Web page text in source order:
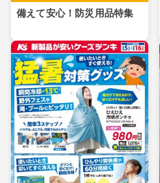
備えて安心！防災用品特集